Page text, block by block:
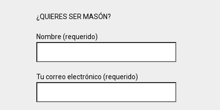
¿QUIERES SER MASÓN?
Nombre (requerido)
Tu correo electrónico (requerido)